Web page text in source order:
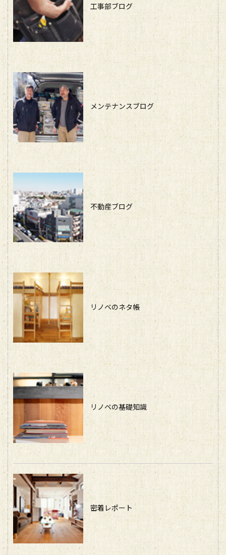
工事部ブログ
メンテナンスブログ
不動産ブログ
リノベのネタ帳
リノベの基礎知識
密着レポート